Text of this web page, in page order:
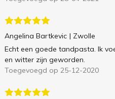
Angelina Bartkevic | Zwolle
Echt een goede tandpasta. Ik
en witter zijn geworden.
Toegevoegd op 25-12-2020